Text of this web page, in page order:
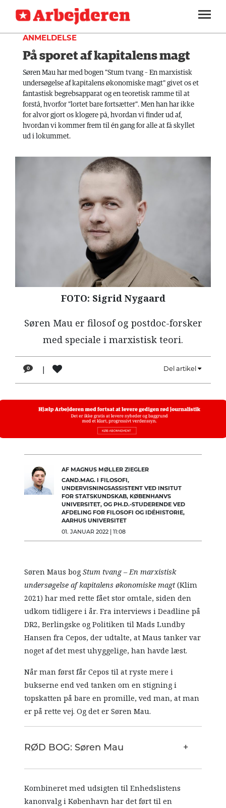
SEKTIONER
ARBEJDEREN
MENER
FAGLIGT
INDLAND
UDLAND
HISTORIE
TEORI
SOUNDCLOUD
ABONNER
LOG IND
ANMELDELSE
På sporet af kapitalens magt
Søren Mau har med bogen "Stum tvang – En marxistisk
undersøgelse af kapitalens økonomiske magt" givet os et
fantastisk begrebsapparat og en teoretisk ramme til at
forstå, hvorfor "lortet bare fortsætter". Men han har ikke
for alvor gjort os klogere på, hvordan vi finder ud af,
hvordan vi kommer frem til én gang for alle at få skyllet
ud i lokummet.
FOTO: Sigrid Nygaard
Søren Mau er filosof og postdoc-forsker
med speciale i marxistisk teori.
0 Del artikel
AF MAGNUS MØLLER ZIEGLER
CAND.MAG. I FILOSOFI,
UNDERVISNINGSASSISTENT VED INSITUT
FOR STATSKUNDSKAB, KØBENHANVS
UNIVERSITET, OG PH.D.-STUDERENDE VED
AFDELING FOR FILOSOFI OG IDÉHISTORIE,
AARHUS UNIVERSITET
01. JANUAR 2022 | 11:08
Søren Maus bogStum tvang – En marxistisk
undersøgelse af kapitalens økonomiske magt(Klim
2021) har med rette fået stor omtale, siden den
udkom tidligere i år. Fra interviews i Deadline på
DR2, Berlingske og Politiken til Mads Lundby
Hansen fra Cepos, der udtalte, at Maus tanker var
noget af det mest uhyggelige, han havde læst.
Når man først får Cepos til at ryste mere i
bukserne end ved tanken om en stigning i
topskatten på bare en promille, ved man, at man
er på rette vej. Og det er Søren Mau.
RØD BOG: Søren Mau
Kombineret med udsigten til Enhedslistens
kanonvalg i København har det ført til en